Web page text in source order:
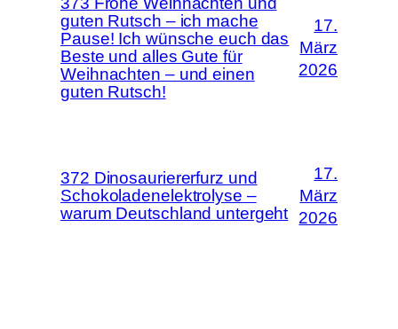
guten Rutsch – ich mache
Pause! Ich wünsche euch das
Beste und alles Gute für
Weihnachten – und einen
guten Rutsch!
17.
März
2026
372 Dinosauriererfurz und
Schokoladenelektrolyse –
warum Deutschland untergeht
17.
März
2026